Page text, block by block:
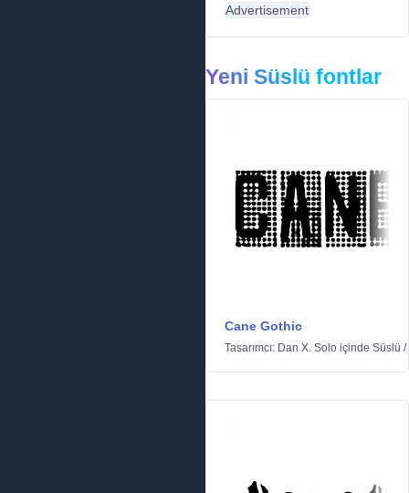
Advertisement
Yeni Süslü fontlar
Cane Gothic
Tasarımcı: Dan X. Solo içinde Süslü /